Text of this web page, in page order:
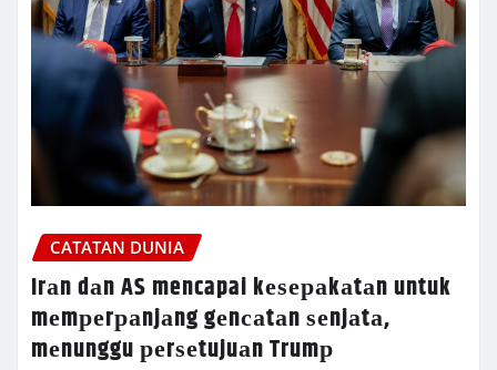
CATATAN DUNIA
Irаn dаn AS mencapai kеѕераkаtаn untuk
mеmреrраnjаng gеnсаtаn ѕеnjаtа,
mеnunggu реrѕеtujuаn Trumр